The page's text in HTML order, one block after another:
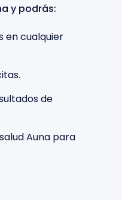
y podrás:
en cualquier
de
Auna para